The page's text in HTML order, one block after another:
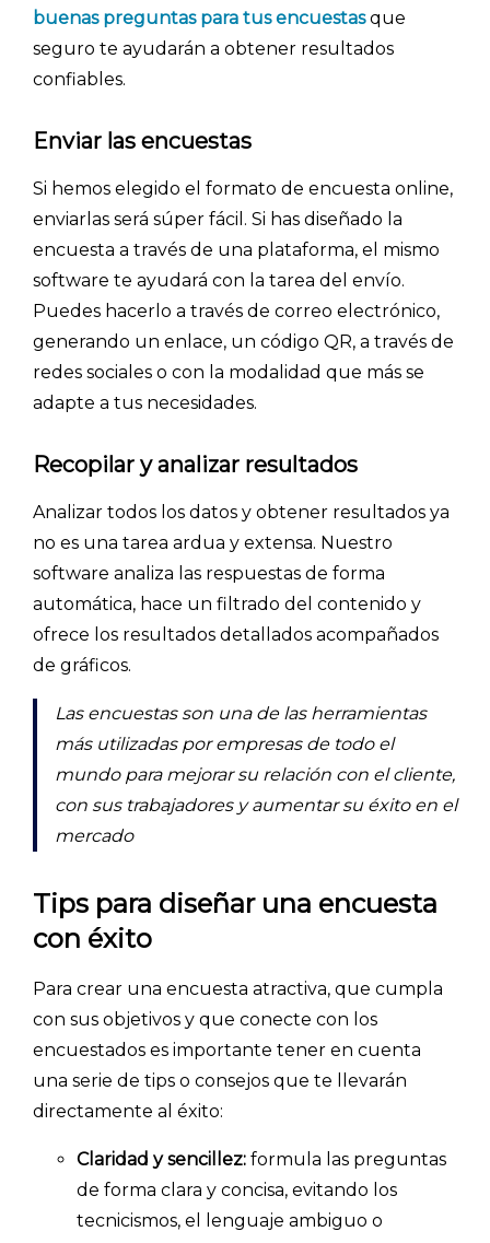
buenas preguntas para tus encuestasque
seguro te ayudarán a obtener resultados
confiables.
Enviar las encuestas
Si hemos elegido el formato de encuesta online,
enviarlas será súper fácil. Si has diseñado la
encuesta a través de una plataforma, el mismo
software te ayudará con la tarea del envío.
Puedes hacerlo a través de correo electrónico,
generando un enlace, un código QR, a través de
redes sociales o con la modalidad que más se
adapte a tus necesidades.
Recopilar y analizar resultados
Analizar todos los datos y obtener resultados ya
no es una tarea ardua y extensa. Nuestro
software analiza las respuestas de forma
automática, hace un filtrado del contenido y
ofrece los resultados detallados acompañados
de gráficos.
Las encuestas son una de las herramientas
más utilizadas por empresas de todo el
mundo para mejorar su relación con el cliente,
con sus trabajadores y aumentar su éxito en el
mercado
Tips para diseñar una encuesta
con éxito
Para crear una encuesta atractiva, que cumpla
con sus objetivos y que conecte con los
encuestados es importante tener en cuenta
una serie de tips o consejos que te llevarán
directamente al éxito:
Claridad y sencillez: formula las preguntas
de forma clara y concisa, evitando los
tecnicismos, el lenguaje ambiguo o